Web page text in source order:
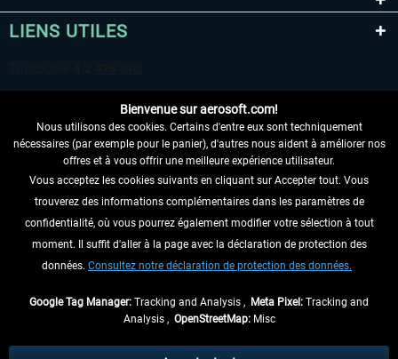
LIENS UTILES
RENONCER AU CONTRAT ICI
INFORMATIONS
NE MANQUEZ PAS LES DERNIÈRES
Bienvenue sur aerosoft.com!
Nous utilisons des cookies. Certains d'entre eux sont techniquement
nécessaires (par exemple pour le panier), d'autres nous aident à améliorer nos
offres et à vous offrir une meilleure expérience utilisateur.
Vous acceptez les cookies suivants en cliquant sur Accepter tout. Vous
trouverez des informations complémentaires dans les paramètres de
confidentialité, où vous pourrez également modifier votre sélection à tout
moment. Il suffit d'aller à la page avec la déclaration de protection des
données. Consultez notre déclaration de protection des données.
Google Tag Manager: Tracking and Analysis , Meta Pixel: Tracking and
Analysis , OpenStreetMap:Misc